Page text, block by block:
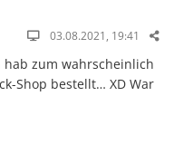
03.08.2021, 19:41
hab zum wahrscheinlich
Shop bestellt… XD War